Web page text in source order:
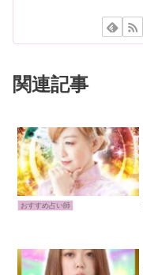
関連記事
おすすめ占い師